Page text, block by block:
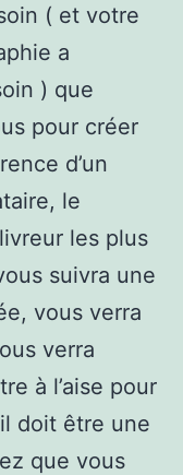
( et votre
a
) que
pour créer
d’un
le
les plus
suivra une
vous verra
verra
à l’aise pour
doit être une
que vous